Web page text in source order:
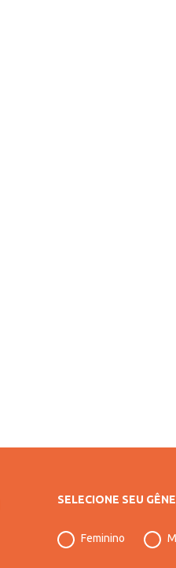
SELECIONE SEU
Feminino